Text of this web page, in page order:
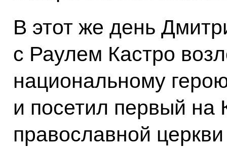
В этот же день
с Раулем Кастро
национальному
и посетил первый на
православной